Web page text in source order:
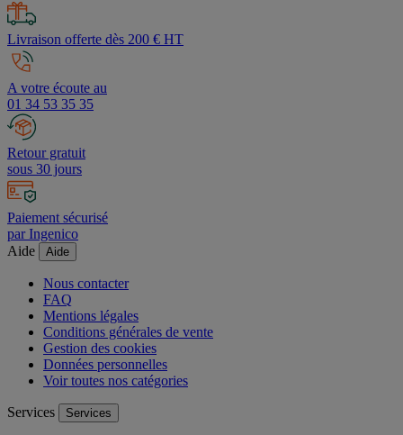
Livraison offerte dès 200 € HT
A votre écoute au
01 34 53 35 35
Retour gratuit
sous 30 jours
Paiement sécurisé
par Ingenico
Aide
Aide
Nous contacter
FAQ
Mentions légales
Conditions générales de vente
Gestion des cookies
Données personnelles
Voir toutes nos catégories
Services Services